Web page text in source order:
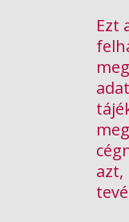
Ezt
azt,